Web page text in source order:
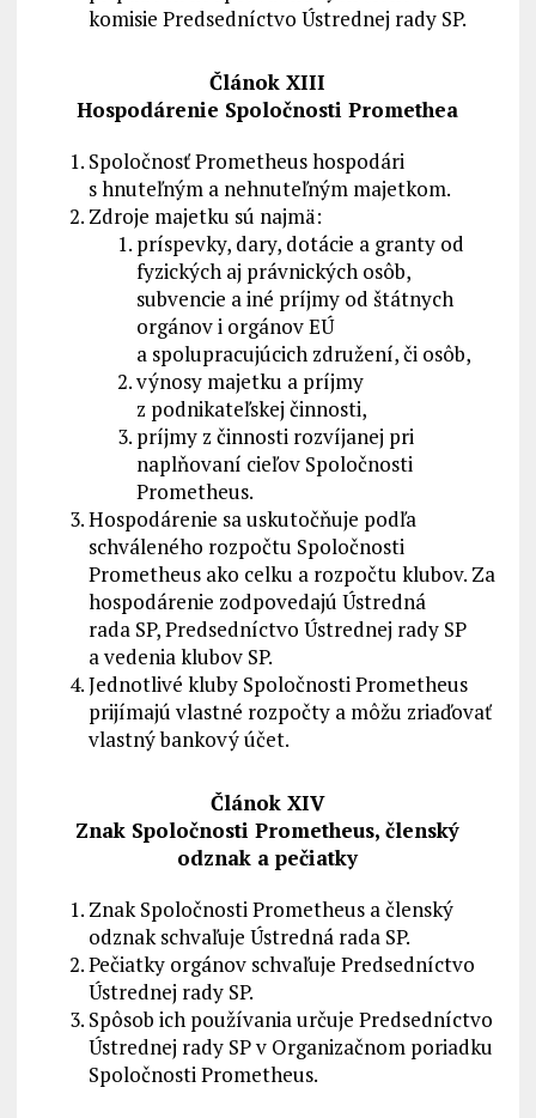
komisie Predsedníctvo Ústrednej rady SP.
Článok XIII
Hospodárenie Spoločnosti Promethea
Spoločnosť Prometheus hospodári
s hnuteľným a nehnuteľným majetkom.
Zdroje majetku sú najmä:
príspevky, dary, dotácie a granty od
fyzických aj právnických osôb,
subvencie a iné príjmy od štátnych
orgánov i orgánov EÚ
a spolupracujúcich združení, či osôb,
výnosy majetku a príjmy
z podnikateľskej činnosti,
príjmy z činnosti rozvíjanej pri
naplňovaní cieľov Spoločnosti
Prometheus.
Hospodárenie sa uskutočňuje podľa
schváleného rozpočtu Spoločnosti
Prometheus ako celku a rozpočtu klubov. Za
hospodárenie zodpovedajú Ústredná
rada SP, Predsedníctvo Ústrednej rady SP
a vedenia klubov SP.
Jednotlivé kluby Spoločnosti Prometheus
prijímajú vlastné rozpočty a môžu zriaďovať
vlastný bankový účet.
Článok XIV
Znak Spoločnosti Prometheus, členský
odznak a pečiatky
Znak Spoločnosti Prometheus a členský
odznak schvaľuje Ústredná rada SP.
Pečiatky orgánov schvaľuje Predsedníctvo
Ústrednej rady SP.
Spôsob ich používania určuje Predsedníctvo
Ústrednej rady SP v Organizačnom poriadku
Spoločnosti Prometheus.